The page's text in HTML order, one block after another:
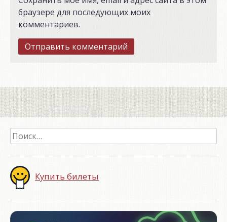
браузере для последующих моих
комментариев.
Найти:
Купить билеты